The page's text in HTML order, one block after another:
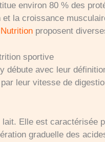
environ 80 % des
la croissance
proposent
sportive
avec leur
leur vitesse de
Elle est caractérisée
graduelle des